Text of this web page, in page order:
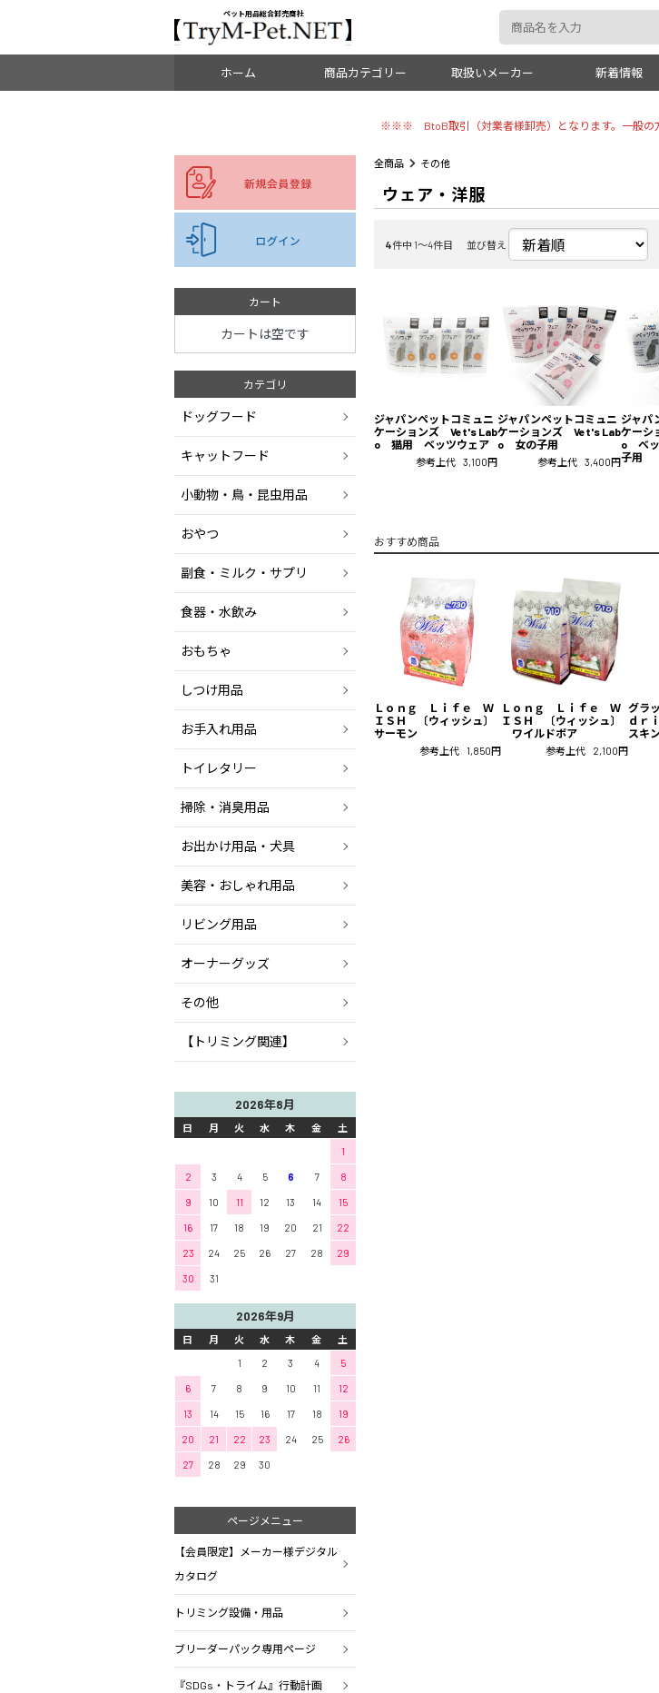
＜重要＞【オリジン】【アカナ】販売元変更のご案内
ペット用品総合卸売商社
ホーム 商品カテゴリー
ドッグフード
キャットフード
お手入れ
美容・シャンプー
おやつ
食器・水飲み 掃除・消臭
取扱いメーカー 新着情報
※※※ BtoB取引（対業者様卸売）となります。一般
全商品 その他
ウェア・洋服
4件中 1〜4件目 並び替え
ジャパンペットコミュニ
ケーションズ Vet's Lab
o 猫用 ベッツウェア
参考上代 3,100円
ジャパンペットコミュニ
ケーションズ Vet's Lab
o 女の子用
参考上代 3,400円
ジャパ
ケーシ
o ベ
子用
おすすめ商品
Ｌｏｎｇ Ｌｉｆｅ Ｗ
ＩＳＨ 〔ウィッシュ〕
サーモン
参考上代 1,850円
Ｌｏｎｇ Ｌｉｆｅ Ｗ
ＩＳＨ 〔ウィッシュ〕
ワイルドボア
参考上代 2,100円
グラ
ｄｒ
スキ
カート
カートは空です
カテゴリ
ドッグフード
キャットフード
小動物・鳥・昆虫用品
おやつ
副食・ミルク・サプリ
食器・水飲み
おもちゃ
しつけ用品
お手入れ用品
トイレタリー
掃除・消臭用品
お出かけ用品・犬具
美容・おしゃれ用品
リビング用品
オーナーグッズ
その他
【トリミング関連】
2026年8月
日 月 火 水 木 金
土
1
2 3 4 5 6 7 8
9 10 11 12 13 14 15
16 17 18 19 20 21 22
23 24 25 26 27 28 29
30 31
2026年9月
日 月 火 水 木 金
土
1
2 3 4 5
6 7 8 9 10 11 12
13 14 15 16 17 18 19
20 21 22 23 24 25 26
27 28 29 30
ページメニュー
【会員限定】メーカー様デジタル
カタログ
トリミング設備・用品
ブリーダーパック専用ページ
『SDGs・トライム』行動計画